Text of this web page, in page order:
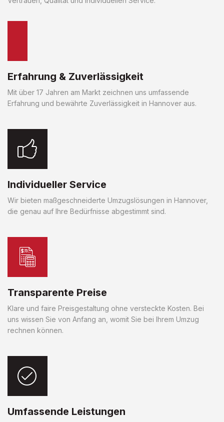
Erfahrung & Zuverlässigkeit
Mit über 17 Jahren am Markt zeichnen uns umfassende
Erfahrung und bewährte Zuverlässigkeit in Hannover aus.
Individueller Service
Wir bieten maßgeschneiderte Umzugslösungen in Hannover,
die genau auf Ihre Bedürfnisse abgestimmt sind.
Transparente Preise
Klare und faire Preisgestaltung ohne versteckte Kosten. Bei
uns wissen Sie von Anfang an, womit Sie bei Ihrem Umzug
rechnen können.
Umfassende Leistungen